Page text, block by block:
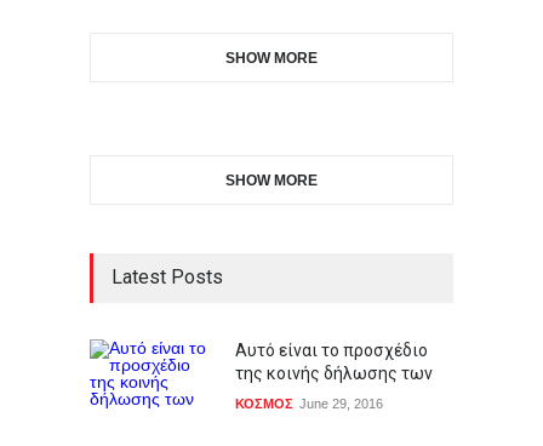
SHOW MORE
SHOW MORE
Latest Posts
Αυτό είναι το προσχέδιο
της κοινής δήλωσης των
ΚΟΣΜΟΣ June 29, 2016